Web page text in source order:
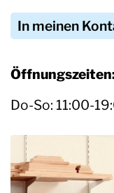
In meinen
Do-So: 11:00-